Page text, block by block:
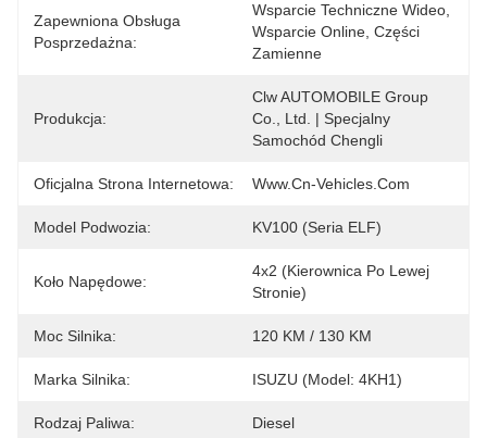
Zapewniona Obsługa
Posprzedażna:
Wsparcie Techniczne Wideo,
Wsparcie Online, Części
Zamienne
Produkcja:
Clw AUTOMOBILE Group
Co., Ltd. | Specjalny
Samochód Chengli
Oficjalna Strona Internetowa: Www.cn-Vehicles.com
Model Podwozia: KV100 (seria ELF)
Koło Napędowe:
4x2 (kierownica Po Lewej
Stronie)
Moc Silnika: 120 KM / 130 KM
Marka Silnika: ISUZU (Model: 4KH1)
Rodzaj Paliwa: Diesel